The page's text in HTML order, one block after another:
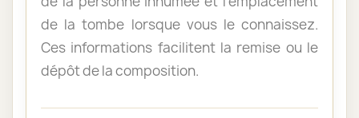
de la tombe lorsque vous le connaissez.
Ces informations facilitent la remise ou le
dépôt de la composition.